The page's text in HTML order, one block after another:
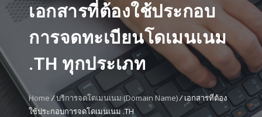
เอกสารที่ต้องใช้ประกอบ
การจดทะเบียนโดเมนเนม
.TH ทุกประเภท
Home /บริการจดโดเมนเนม (Domain Name)/ เอกสารที่ต้อง
ใช้ประกอบการจดโดเมนเนม .TH